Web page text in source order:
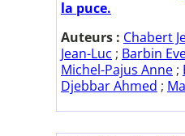
la puce.
Auteurs : Chabert
Jean-Luc ; Barbin
Michel-Pajus Anne ;
Djebbar Ahmed ;